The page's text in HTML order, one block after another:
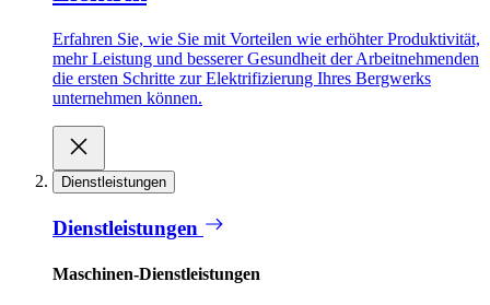
Erfahren Sie, wie Sie mit Vorteilen wie erhöhter Produktivität,
mehr Leistung und besserer Gesundheit der Arbeitnehmenden
die ersten Schritte zur Elektrifizierung Ihres Bergwerks
unternehmen können.
Dienstleistungen
Dienstleistungen
Maschinen-Dienstleistungen